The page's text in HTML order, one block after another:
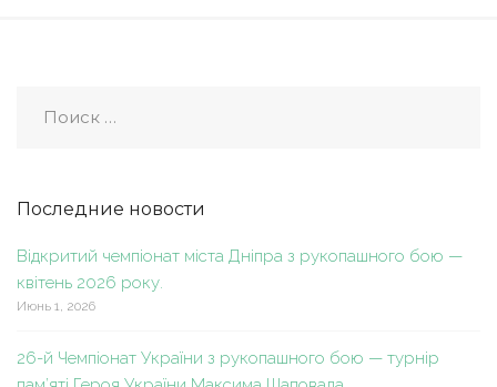
Последние новости
Відкритий чемпіонат міста Дніпра з рукопашного бою —
квітень 2026 року.
Июнь 1, 2026
26-й Чемпіонат України з рукопашного бою — турнір